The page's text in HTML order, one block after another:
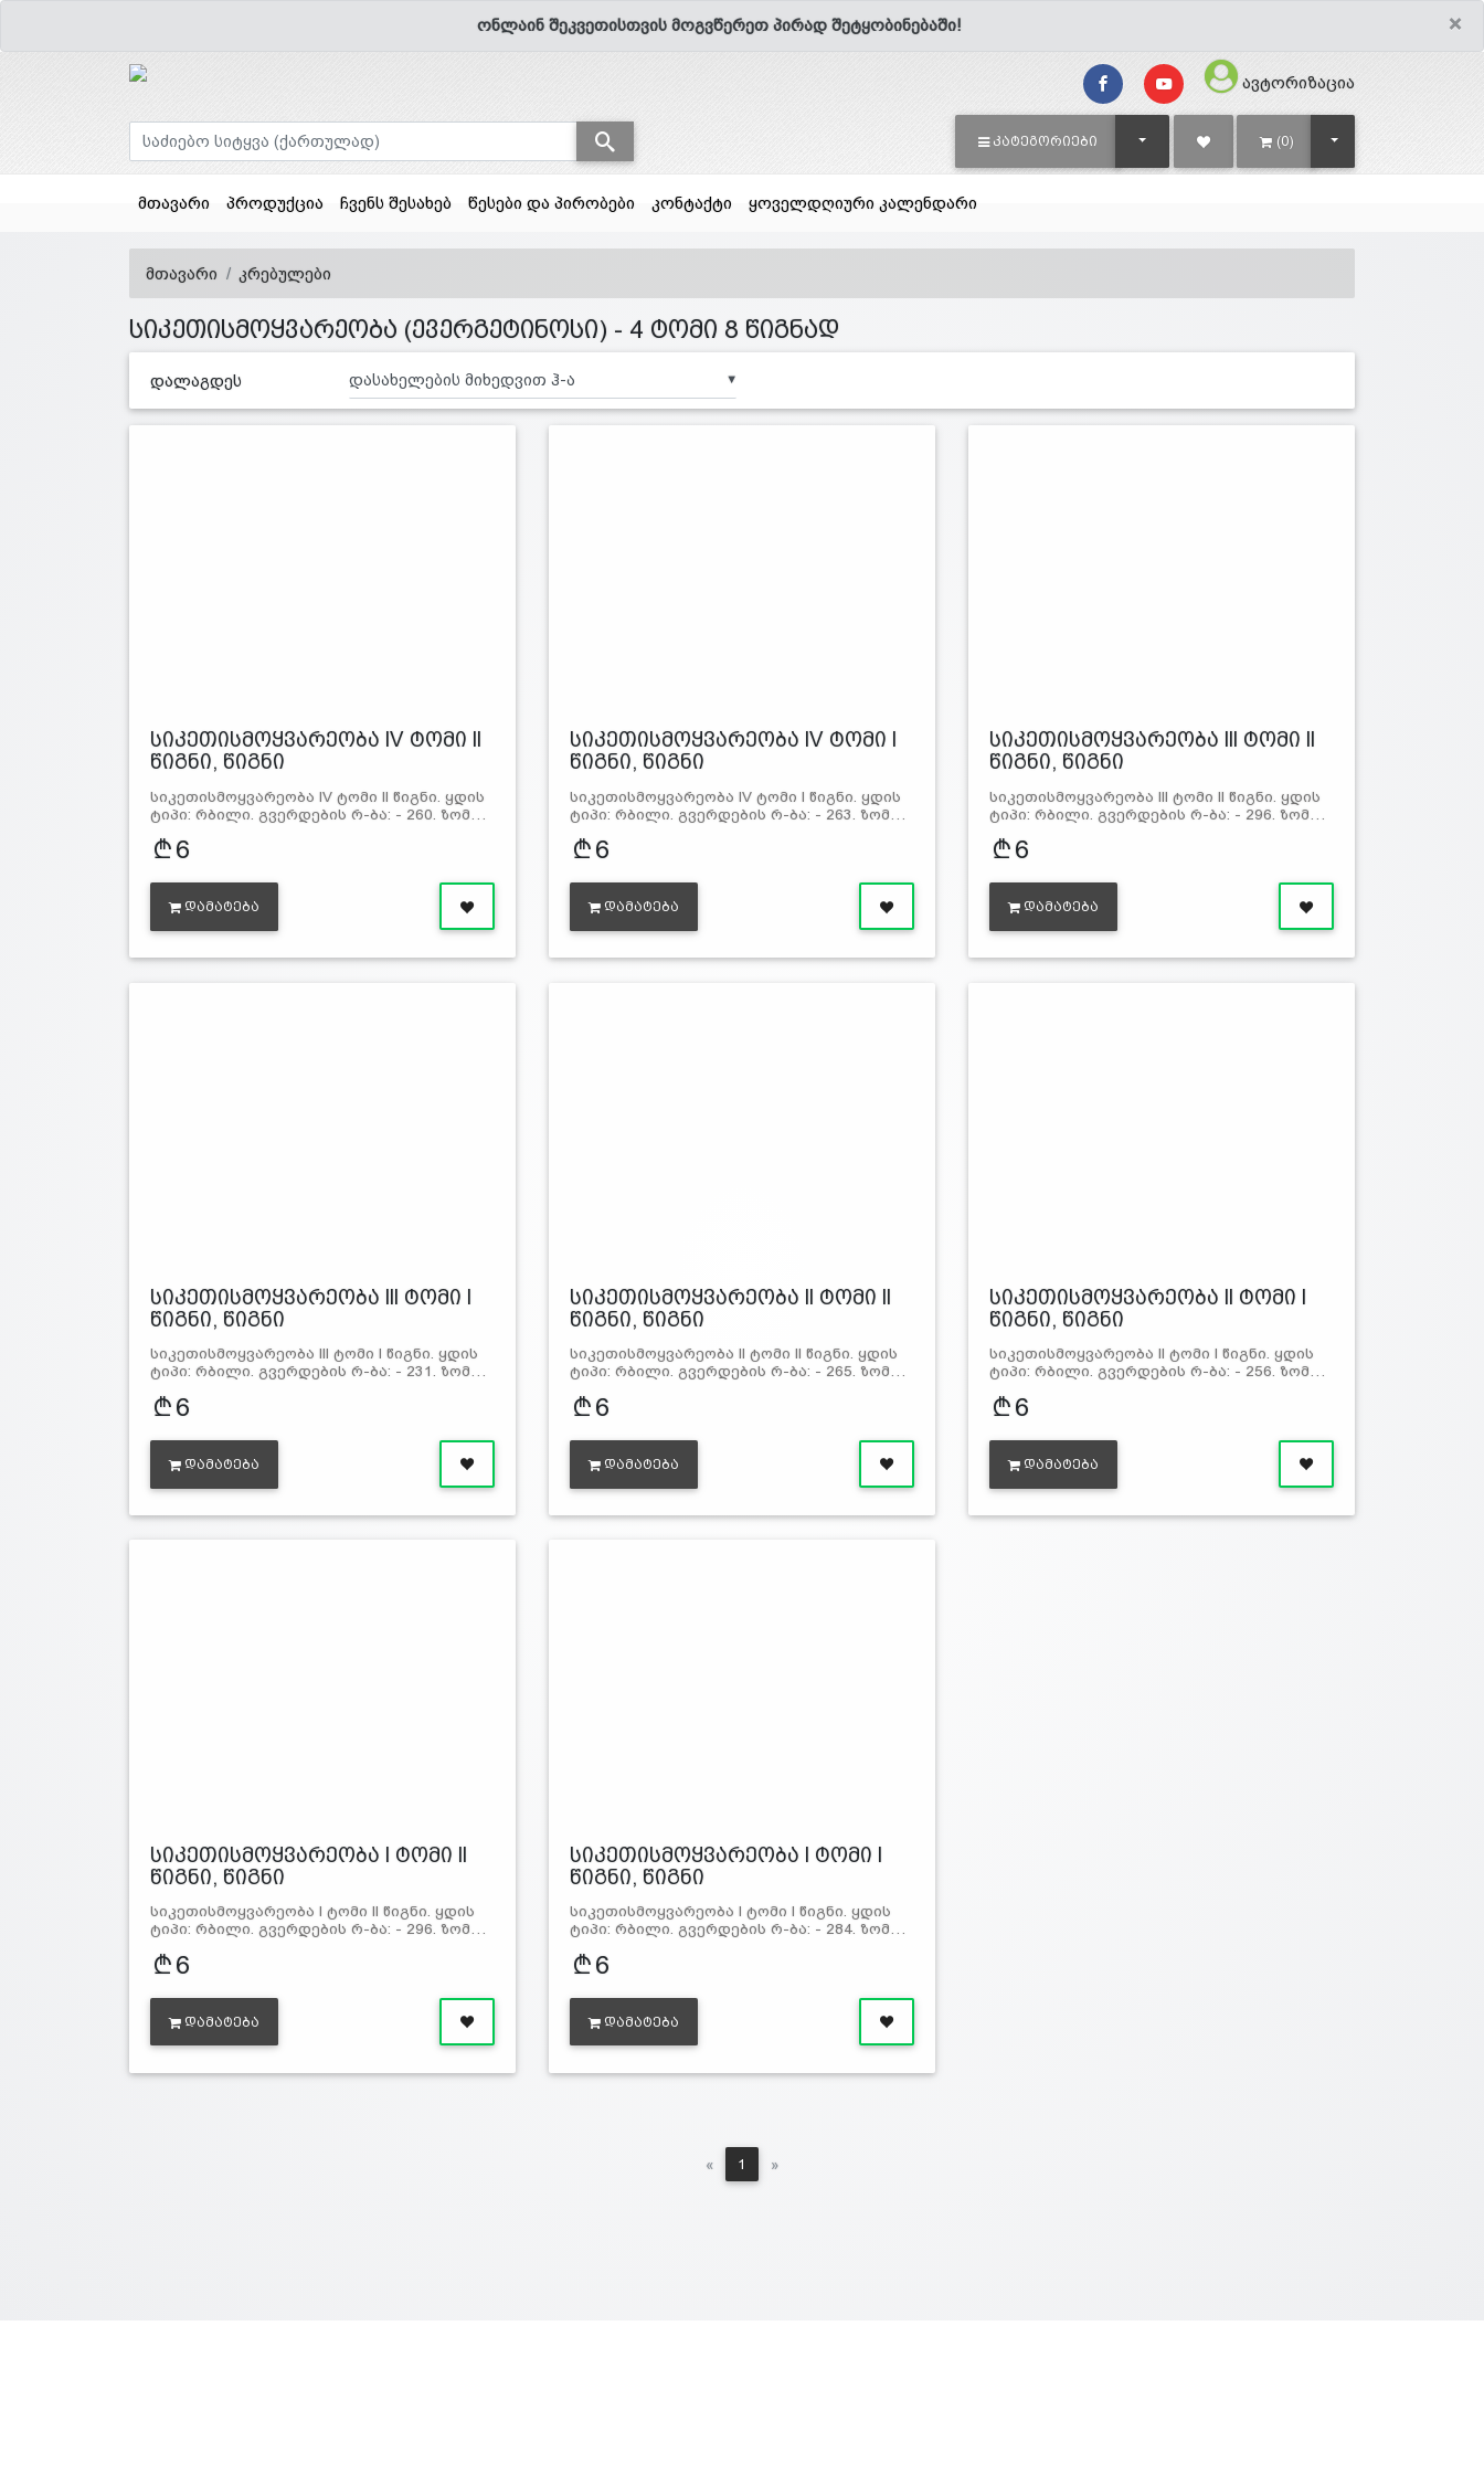
×
ონლაინ შეკვეთისთვის მოგვწერეთ პირად შეტყობინებაში!
ავტორიზაცია
ᲙᲐᲢᲔᲒᲝᲠᲘᲔᲑᲘ TOGGLE DROPDOWN(0) TOGGLE DROPDOWN
მთავარი პროდუქცია ჩვენს შესახებ წესები და პირობები კონტაქტი ყოველდღიური კალენდარი
მთავარი კრებულები
სიკეთისმოყვარეობა (ევერგეტინოსი) - 4 ტომი 8 წიგნად
დალაგდეს ▼
სიკეთისმოყვარეობა lV ტომი ll
წიგნი, წიგნი
სიკეთისმოყვარეობა lV ტომი ll წიგნი. ყდის
ტიპი: რბილი. გვერდების რ-ბა: - 260. ზომ…
6
ᲓᲐᲛᲐᲢᲔᲑᲐ
სიკეთისმოყვარეობა lV ტომი l
წიგნი, წიგნი
სიკეთისმოყვარეობა lV ტომი l წიგნი. ყდის
ტიპი: რბილი. გვერდების რ-ბა: - 263. ზომ…
6
ᲓᲐᲛᲐᲢᲔᲑᲐ
სიკეთისმოყვარეობა lll ტომი ll
წიგნი, წიგნი
სიკეთისმოყვარეობა lll ტომი ll წიგნი. ყდის
ტიპი: რბილი. გვერდების რ-ბა: - 296. ზომ…
6
ᲓᲐᲛᲐᲢᲔᲑᲐ
სიკეთისმოყვარეობა lll ტომი l
წიგნი, წიგნი
სიკეთისმოყვარეობა lll ტომი l წიგნი. ყდის
ტიპი: რბილი. გვერდების რ-ბა: - 231. ზომ…
6
ᲓᲐᲛᲐᲢᲔᲑᲐ
სიკეთისმოყვარეობა ll ტომი ll
წიგნი, წიგნი
სიკეთისმოყვარეობა ll ტომი ll წიგნი. ყდის
ტიპი: რბილი. გვერდების რ-ბა: - 265. ზომ…
6
ᲓᲐᲛᲐᲢᲔᲑᲐ
სიკეთისმოყვარეობა ll ტომი l
წიგნი, წიგნი
სიკეთისმოყვარეობა ll ტომი l წიგნი. ყდის
ტიპი: რბილი. გვერდების რ-ბა: - 256. ზომ…
6
ᲓᲐᲛᲐᲢᲔᲑᲐ
სიკეთისმოყვარეობა l ტომი ll
წიგნი, წიგნი
სიკეთისმოყვარეობა l ტომი ll წიგნი. ყდის
ტიპი: რბილი. გვერდების რ-ბა: - 296. ზომ…
6
ᲓᲐᲛᲐᲢᲔᲑᲐ
სიკეთისმოყვარეობა l ტომი l
წიგნი, წიგნი
სიკეთისმოყვარეობა l ტომი l წიგნი. ყდის
ტიპი: რბილი. გვერდების რ-ბა: - 284. ზომ…
6
ᲓᲐᲛᲐᲢᲔᲑᲐ
«Previous
1 »Next